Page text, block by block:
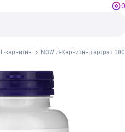
0
L-карнитин NOW Л-Карнитин тартрат